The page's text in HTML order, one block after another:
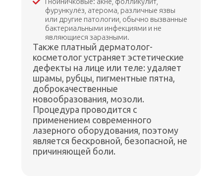
фурункулёз, атерома, различные язвы
или другие патологии, обычно вызванные
бактериальными инфекциями и не
являющиеся заразными.
Также платный дерматолог-
косметолог устраняет эстетические
дефекты на лице или теле: удаляет
шрамы, рубцы, пигментные пятна,
доброкачественные
новообразования, мозоли.
Процедура проводится с
применением современного
лазерного оборудования, поэтому
является бескровной, безопасной, не
причиняющей боли.